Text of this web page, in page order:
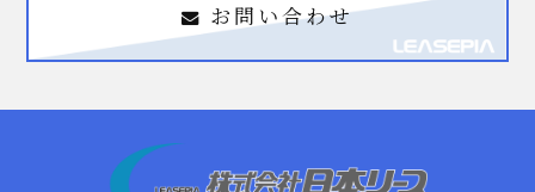
お問い合わせ